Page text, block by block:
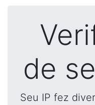
de
Seu IP fez